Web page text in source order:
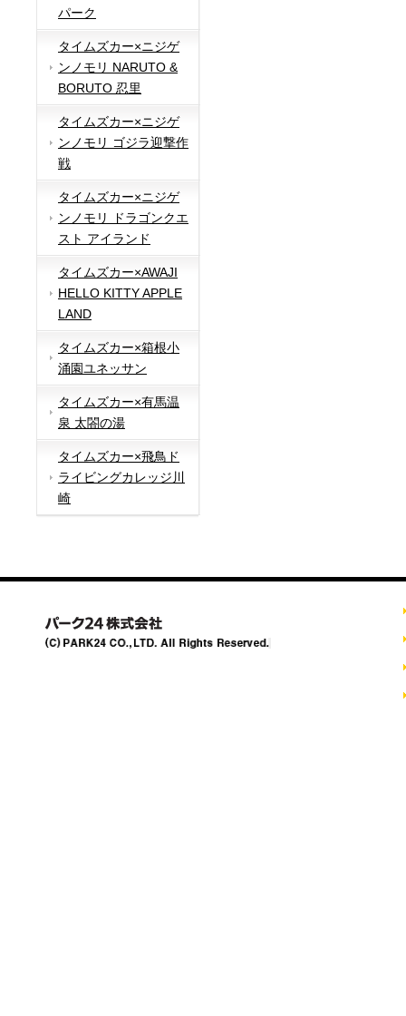
パーク
タイムズカー×ニジゲ
ンノモリ NARUTO &
BORUTO 忍里
タイムズカー×ニジゲ
ンノモリ ゴジラ迎撃作
戦
タイムズカー×ニジゲ
ンノモリ ドラゴンクエ
スト アイランド
タイムズカー×AWAJI
HELLO KITTY APPLE
LAND
タイムズカー×箱根小
涌園ユネッサン
タイムズカー×有馬温
泉 太閤の湯
タイムズカー×飛鳥ド
ライビングカレッジ川
崎